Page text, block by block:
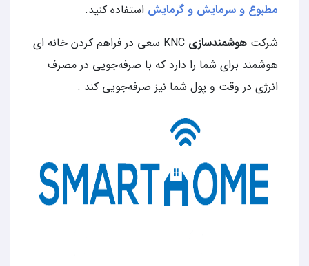
مطبوع و سرمایش و گرمایش استفاده کنید.
شرکت هوشمندسازی
KNC سعی در فراهم کردن خانه ای
هوشمند برای شما را دارد که با صرفه‌جویی در مصرف
انرژی در وقت و پول شما نیز صرفه‌جویی کند .